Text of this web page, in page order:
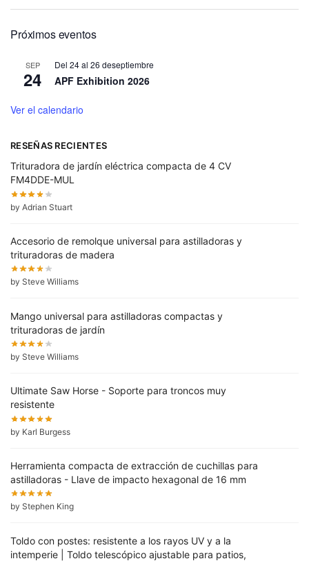
Próximos eventos
SEP
24
Del 24al 26 deseptiembre
APF Exhibition 2026
Ver el calendario
RESEÑAS RECIENTES
Trituradora de jardín eléctrica compacta de 4 CV
FM4DDE-MUL
by Adrian Stuart
Accesorio de remolque universal para astilladoras y
trituradoras de madera
by Steve Williams
Mango universal para astilladoras compactas y
trituradoras de jardín
by Steve Williams
Ultimate Saw Horse - Soporte para troncos muy
resistente
by Karl Burgess
Herramienta compacta de extracción de cuchillas para
astilladoras - Llave de impacto hexagonal de 16 mm
by Stephen King
Toldo con postes: resistente a los rayos UV y a la
intemperie | Toldo telescópico ajustable para patios,